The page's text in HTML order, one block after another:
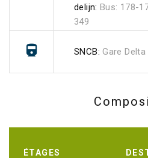
delijn: Bus: 178-
349
SNCB: Gare Delta
ÉTAGES